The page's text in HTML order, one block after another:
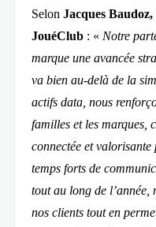
Selon Jacques
JouéClub : « Notre
marque une avancée
va bien au-delà de la
actifs data, nous
familles et les marques,
connectée et
temps forts de
tout au long de l’année,
nos clients tout en